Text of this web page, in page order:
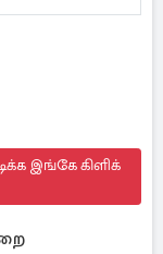
இங்கே கிளிக்